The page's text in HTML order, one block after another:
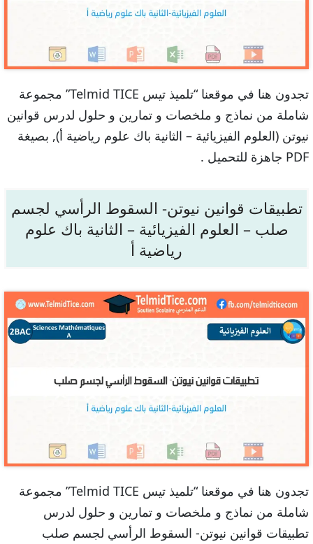
تجدون هنا في موقعنا “تلميذ تيس Telmid TICE” مجموعة
شاملة من نماذج و ملخصات و تمارين و حلول لدرس قوانين
نيوتن (العلوم الفيزيائية – الثانية باك علوم رياضية أ), بصيغة
PDF جاهزة للتحميل .
تطبيقات قوانين نيوتن- السقوط الرأسي لجسم
صلب – العلوم الفيزيائية – الثانية باك علوم
رياضية أ
تجدون هنا في موقعنا “تلميذ تيس Telmid TICE” مجموعة
شاملة من نماذج و ملخصات و تمارين و حلول لدرس
تطبيقات قوانين نيوتن- السقوط الرأسي لجسم صلب